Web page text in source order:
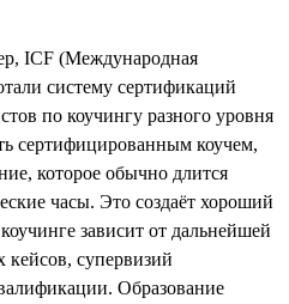
ICF (Международная
систему сертификаций
по коучингу разного уровня
сертифицированным коучем,
которое обычно длится
часы. Это создаёт хороший
зависит от дальнейшей
супервизий
Образование